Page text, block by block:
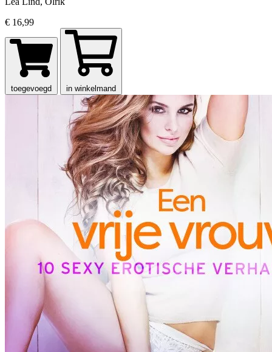
€ 16,99
toegevoegd in winkelmand